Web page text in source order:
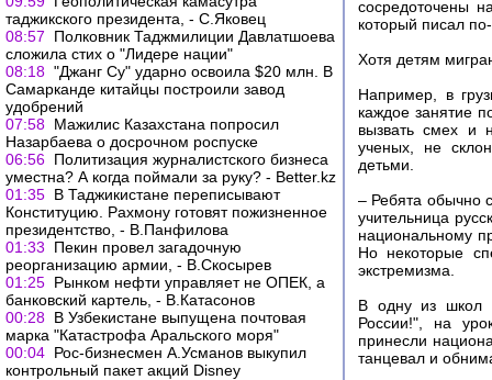
таджикского президента, - С.Яковец
08:57
Полковник Таджмилиции Давлатшоева
сложила стих о "Лидере нации"
08:18 "Джанг Су" ударно освоила $20 млн. В
Самарканде китайцы построили завод
удобрений
07:58 Мажилис Казахстана попросил
Назарбаева о досрочном роспуске
06:56 Политизация журналистского бизнеса
уместна? А когда поймали за руку? - Better.kz
01:35 В Таджикистане переписывают
Конституцию. Рахмону готовят пожизненное
президентство, - В.Панфилова
01:33
Пекин провел загадочную
реорганизацию армии, - В.Скосырев
01:25 Рынком нефти управляет не ОПЕК, а
банковский картель, - В.Катасонов
00:28 В Узбекистане выпущена почтовая
марка "Катастрофа Аральского моря"
00:04 Рос-бизнесмен А.Усманов выкупил
контрольный пакет акций Disney
сосредоточены
который писал
Хотя детям
Например, в
каждое занятие
вызвать смех и
ученых, не
детьми.
– Ребята обычно
учительница
национальному
Но некоторые
экстремизма.
В одну из школ
России!", на
принесли
танцевал и